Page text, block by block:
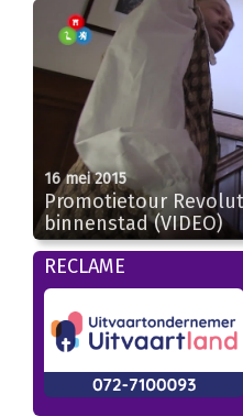
16 mei 2015
Promotietour
binnenstad (VIDEO)
RECLAME